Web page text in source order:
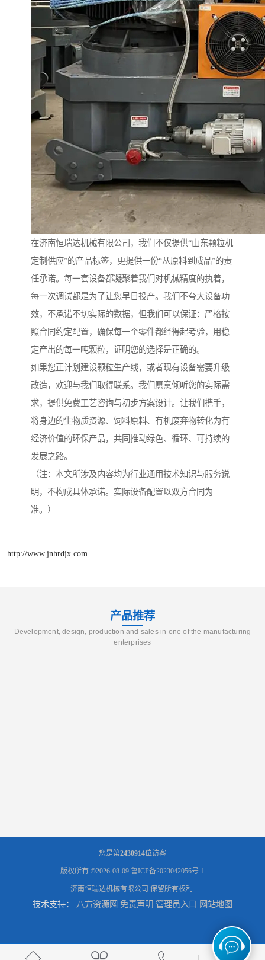
在济南恒瑞达机械有限公司，我们不仅提供“山东颗粒机
定制供应”的产品标签，更提供一份“从原料到成品”的责
任承诺。每一套设备都凝聚着我们对机械精度的执着，
每一次调试都是为了让您早日投产。我们不夸大设备功
效，不承诺不切实际的数据，但我们可以保证：严格按
照合同约定配置，确保每一个零件都经得起考验，用稳
定产出的每一吨颗粒，证明您的选择是正确的。
如果您正计划建设颗粒生产线，或者现有设备需要升级
改造，欢迎与我们取得联系。我们愿意倾听您的实际需
求，提供免费工艺咨询与初步方案设计。让我们携手，
将身边的生物质资源、饲料原料、有机废弃物转化为有
经济价值的环保产品，共同推动绿色、循环、可持续的
发展之路。
（注：本文所涉及内容均为行业通用技术知识与服务说
明，不构成具体承诺。实际设备配置以双方合同为
准。）
http://www.jnhrdjx.com
产品推荐
Development, design, production and sales in one of the manufacturing
enterprises
您是第2430914位访客
版权所有 ©2026-08-09 鲁ICP备2023042056号-1
济南恒瑞达机械有限公司 保留所有权利.
技术支持： 八方资源网 免责声明 管理员入口 网站地图